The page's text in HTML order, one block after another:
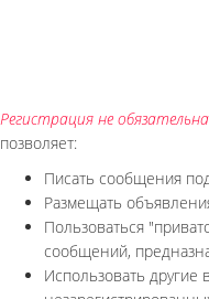
Регистрация не обязательна
позволяет:
Писать сообщения
Размещать
Пользоваться
сообщений,
Использовать другие